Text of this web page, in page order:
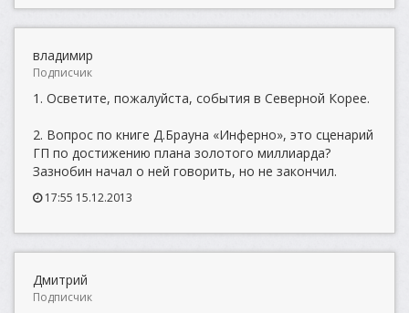
владимир
Подписчик
1. Осветите, пожалуйста, события в Северной Корее.
2. Вопрос по книге Д.Брауна «Инферно», это сценарий
ГП по достижению плана золотого миллиарда?
Зазнобин начал о ней говорить, но не закончил.
17:55 15.12.2013
Дмитрий
Подписчик